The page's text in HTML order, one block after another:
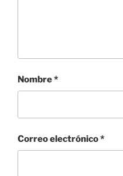
Nombre*
Correo electrónico*